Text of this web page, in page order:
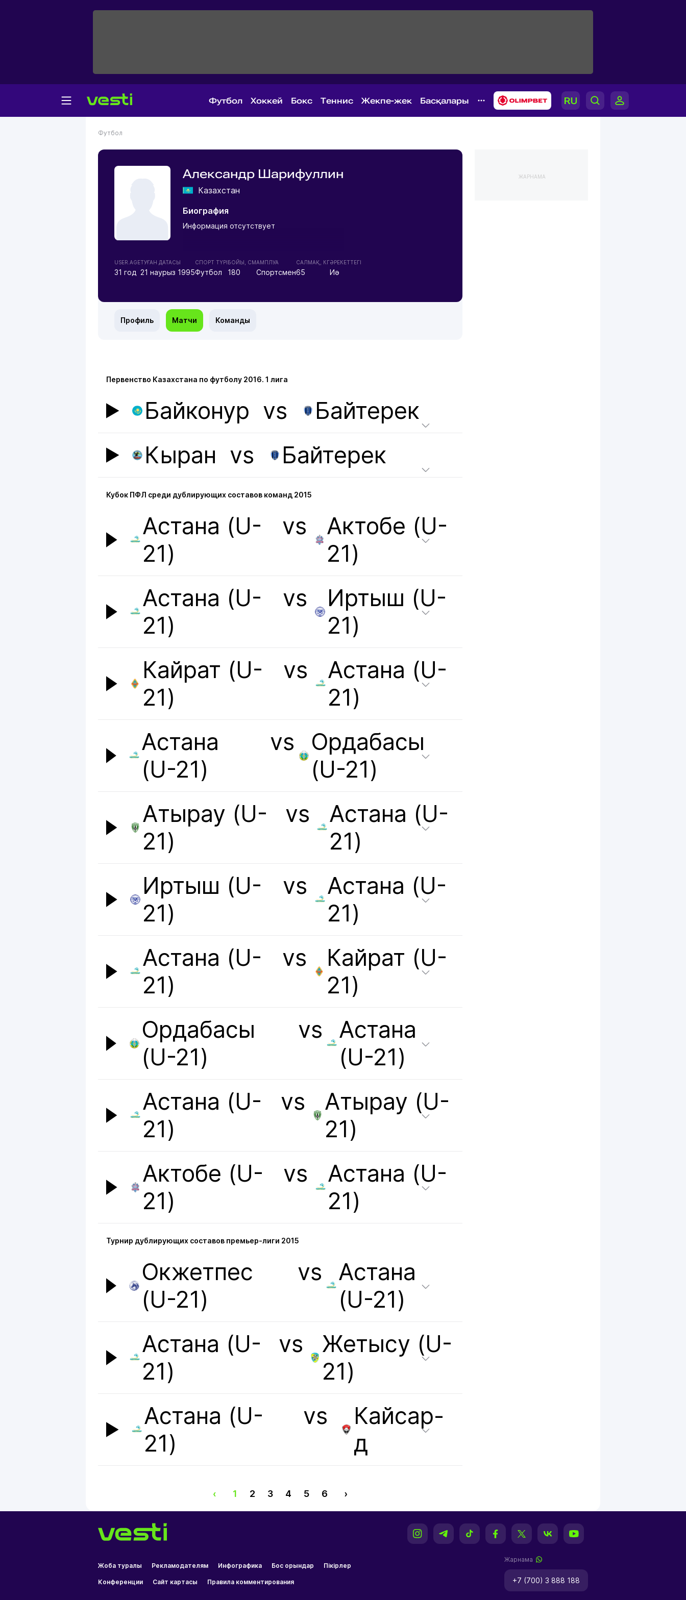
Футбол Хоккей Бокс Теннис Жекпе-жек Басқалары
Футбол
Александр Шарифуллин
Казахстан
Биография
Информация отсутствует
USER.AGE
31 год
ТУҒАН ДАТАСЫ
21 наурыз 1995
СПОРТ ТҮРІ
Футбол
БОЙЫ, СМ
180
АМПЛУА
Спортсмен
CАЛМАҚ, КГ
65
ӘРЕКЕТТЕГІ
Иә
Профиль Матчи Команды
Первенство Казахстана по футболу 2016. 1 лига
Байконур vs
Байтерек
Кыран vs Байтерек
Кубок ПФЛ среди дублирующих составов команд 2015
Астана (U-
21)
vs
Актобе (U-
21)
Астана (U-
21)
vs
Иртыш (U-
21)
Кайрат (U-
21)
vs
Астана (U-
21)
Астана
(U-21)
vs
Ордабасы
(U-21)
Атырау (U-
21)
vs
Астана (U-
21)
Иртыш (U-
21)
vs
Астана (U-
21)
Астана (U-
21)
vs
Кайрат (U-
21)
Ордабасы
(U-21)
vs
Астана
(U-21)
Астана (U-
21)
vs
Атырау (U-
21)
Актобе (U-
21)
vs
Астана (U-
21)
Турнир дублирующих составов премьер-лиги 2015
Окжетпес
(U-21)
vs
Астана
(U-21)
Астана (U-
21)
vs
Жетысу (U-
21)
Астана (U-
21)
vs
Кайсар-
д
‹ 1 2 3 4 5 6 ›
ЖАРНАМА
Жоба туралы Рекламодателям Инфографика Бос орындар Пікірлер
Конференции Сайт картасы Правила комментирования
Жарнама
+7 (700) 3 888 188